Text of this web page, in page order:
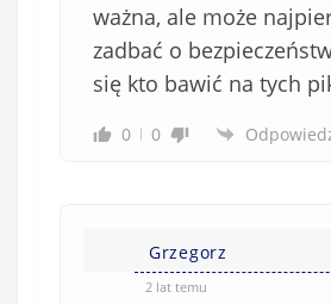
ważna, ale może
zadbać o
się kto bawić na tych
0 0
Grzegorz
2 lat temu